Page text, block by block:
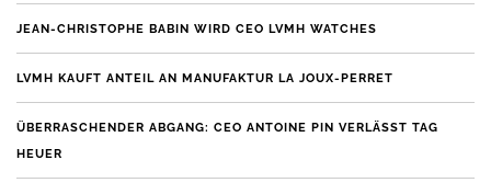
JEAN-CHRISTOPHE BABIN WIRD CEO LVMH WATCHES
LVMH KAUFT ANTEIL AN MANUFAKTUR LA JOUX-PERRET
ÜBERRASCHENDER ABGANG: CEO ANTOINE PIN VERLÄSST TAG
HEUER